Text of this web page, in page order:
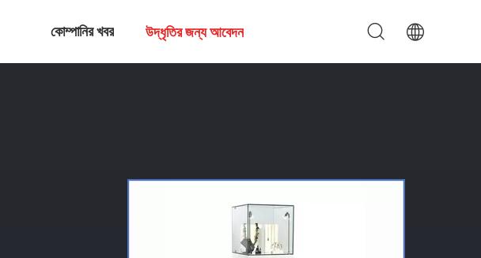
কোম্পানির খবর উদ্ধৃতির জন্য আবেদন